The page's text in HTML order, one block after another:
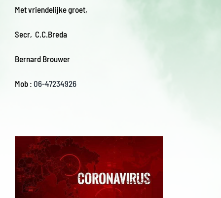
Met vriendelijke groet,
Secr, C.C.Breda
Bernard Brouwer
Mob : 06-47234926